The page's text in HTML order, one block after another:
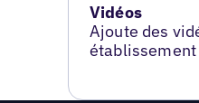
Vidéos
Ajoute des